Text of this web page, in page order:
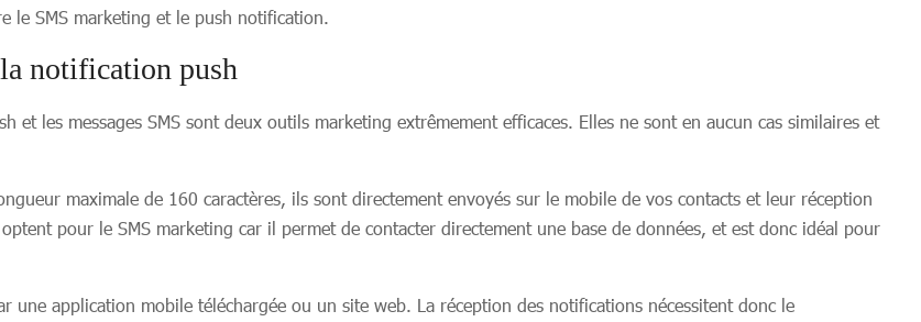
le SMS marketing et le push notification.
notification push
les messages SMS sont deux outils marketing extrêmement efficaces. Elles ne sont en aucun cas similaires et
maximale de 160 caractères, ils sont directement envoyés sur le mobile de vos contacts et leur réception
pour le SMS marketing car il permet de contacter directement une base de données, et est donc idéal pour
une application mobile téléchargée ou un site web. La réception des notifications nécessitent donc le